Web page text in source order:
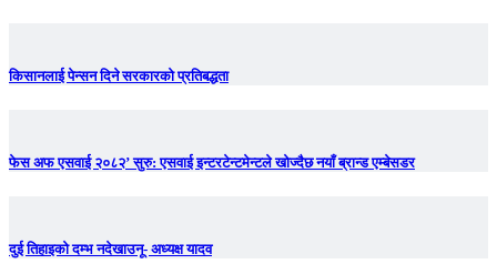
किसानलाई पेन्सन दिने सरकारको प्रतिबद्धता
फेस अफ एसवाई २०८२’ सुरु: एसवाई इन्टरटेन्टमेन्टले खोज्दैछ नयाँ ब्रान्ड एम्बेसडर
दुई तिहाइको दम्भ नदेखाउनू- अध्यक्ष यादव